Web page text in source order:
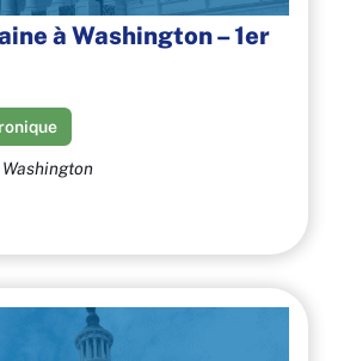
à Washington – 1er